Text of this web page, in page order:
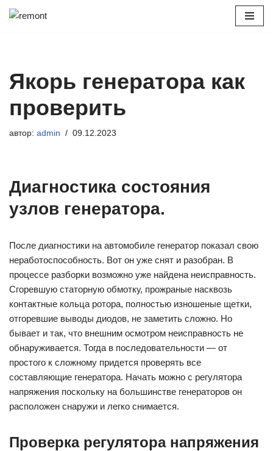
Якорь генератора как
проверить
автор: admin 09.12.2023
Диагностика состояния
узлов генератора.
После диагностики на автомобиле генератор показал свою
неработоспособность. Вот он уже снят и разобран. В
процессе разборки возможно уже найдена неисправность.
Сгоревшую статорную обмотку, прожраные насквозь
контактные кольца ротора, полностью изношеные щетки,
отгоревшие выводы диодов, не заметить сложно. Но
бывает и так, что внешним осмотром неисправность не
обнаруживается. Тогда в последовательности — от
простого к сложному придется проверять все
составляющие генератора. Начать можно с регулятора
напряжения поскольку на большинстве генераторов он
расположен снаружи и легко снимается.
Проверка регулятора напряжения